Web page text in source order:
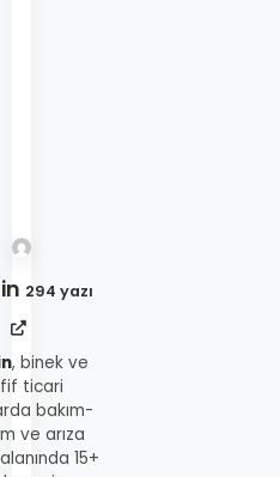
294 yazı
, binek ve
ticari
bakım-
ve arıza
15+